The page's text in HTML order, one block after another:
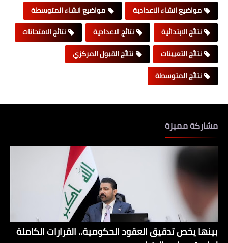
مواضيع انشاء الاعدادية
مواضيع انشاء المتوسطة
نتائج الابتدائية
نتائج الاعدادية
نتائج الامتحانات
نتائج التعيينات
نتائج القبول المركزي
نتائج المتوسطة
مشاركة مميزة
بينها يخص تدقيق العقود الحكومية.. القرارات الكاملة